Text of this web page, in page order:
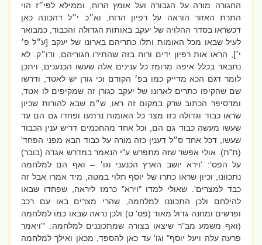
החגורה מורה על הגבורה ועל אומץ הרוח, וממילא לפי״ז הוי
התרת האזור הוראה על רפיון הרוח, וא״כ י״ל דהכונה כאן
דכשראו בסדר ההלויה של יעקב באותות הגדולה והכבוד, כמבואר
לעיל שבאו מכל האומות ותלו כתריהם בארונו של יעקב [ע״ל פ׳
י׳], הראו אות רפיון ידים ורוח בזה שהתירו חגוריהם, ודו״ק. לא
נתבאר בכלל איפה מרומז כל ענינים אלה שעשו הכנענים, ויתכן
לומר דגם הכא מדייק כמו בפ׳ הקודם וכי גורן יש לאטד, ודרשו
שם שהקיפו כתרים לארונו של יעקב כגורן זה שמקיפים לו אטד,
ומדסיפר הכתוב שרק במקום זה ראו, ש״מ שבא להורות שכיון
שראו כבוד וגדולה כזו מצד כל האומות נרתעו ופחדו גם הם עד
שעשו מעשה כבוד גם הם, וכל אחד מהחכמים דריש ענין הכבוד
שעשו, דכל אחד ס״ל דענין כזה מורה על כבוד הבא מפני הפחד'
(ת"ת).אולי אפשר שזה מתפרש ע"י הנאמר במדרש אגדה (בובר)
על הפס': 'וירא יושב הארץ הכנעני וגו׳ – ואף הם למלחמה
נתכוונו, וכיון שראו כתרו של יוסף תלוי במטה, מיד אמרו אבל זה
כבד למצרים'. שאולי למדו "וירא" כרמז ליראה, שפחדו שבאו
להילחם ולכן התכוננו למלחמה, שהרי מצרים באו עם רכב
ופרשים ומחנה גדול מאוד (פס' ט) ולכן נראה שבאו כמו למלחמה
(ואף משמע מב"ר שיצאו בצורה שמתכוננים למלחמה: '"ויאמר
פרעה עלה ויעל יוסף" וגו' עד כאן להספד, מכאן ואילך למלחמה